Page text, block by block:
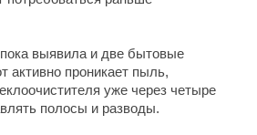
выявила и две бытовые
активно проникает пыль,
уже через четыре
полосы и разводы.